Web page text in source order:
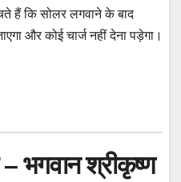
हैं कि सोलर लगवाने के बाद
और कोई चार्ज नहीं देना पड़ेगा।
भगवान श्रीकृष्ण